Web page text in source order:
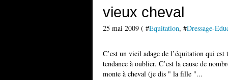
vieux cheval
25 mai 2009 ( #Equitation, #Dressage-
C’est un vieil adage de l’équitation qui
tendance à oublier. C’est la cause de
monte à cheval (je dis " la fille "...